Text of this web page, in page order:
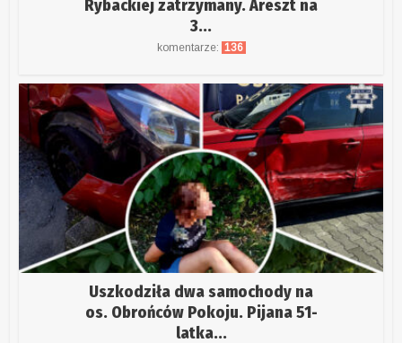
Rybackiej zatrzymany. Areszt na
3...
komentarze: 136
Uszkodziła dwa samochody na
os. Obrońców Pokoju. Pijana 51-
latka...